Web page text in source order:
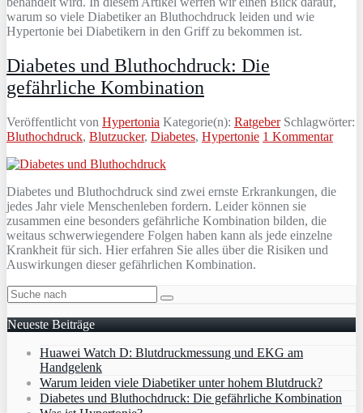
warum so viele Diabetiker an Bluthochdruck leiden und wie
Hypertonie bei Diabetikern in den Griff zu bekommen ist.
Diabetes und Bluthochdruck: Die
gefährliche Kombination
Veröffentlicht von Hypertonia Kategorie(n): RatgeberSchlagwörter:
Bluthochdruck, Blutzucker, Diabetes, Hypertonie 1 Kommentar
Diabetes und Bluthochdruck sind zwei ernste Erkrankungen, die
jedes Jahr viele Menschenleben fordern. Leider können sie
zusammen eine besonders gefährliche Kombination bilden, die
weitaus schwerwiegendere Folgen haben kann als jede einzelne
Krankheit für sich. Hier erfahren Sie alles über die Risiken und
Auswirkungen dieser gefährlichen Kombination.
Neueste Beiträge
Huawei Watch D: Blutdruckmessung und EKG am
Handgelenk
Warum leiden viele Diabetiker unter hohem Blutdruck?
Diabetes und Bluthochdruck: Die gefährliche Kombination